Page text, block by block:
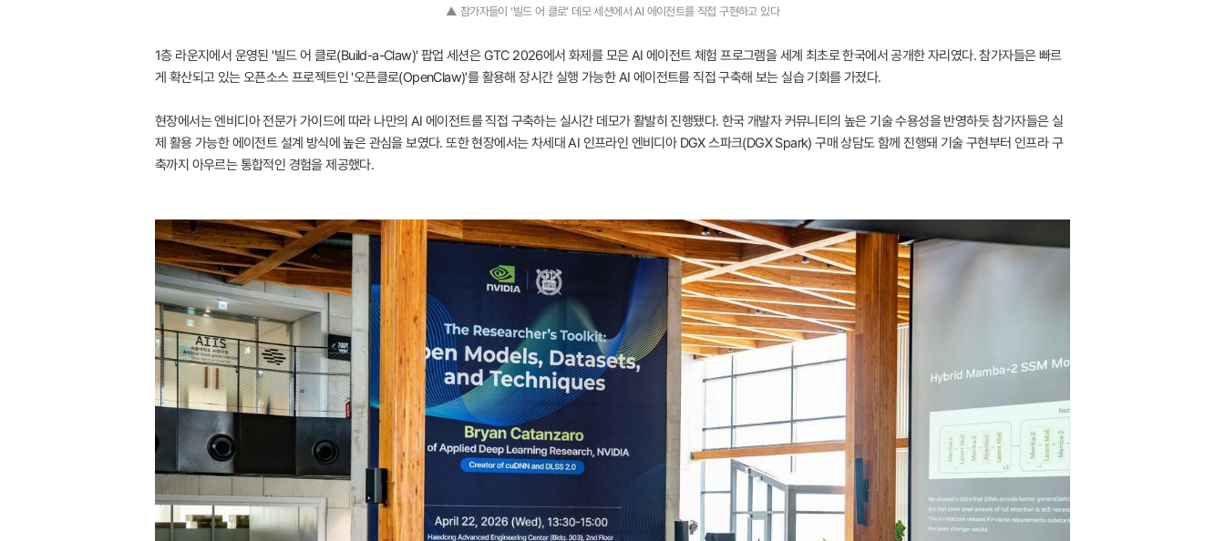
▲ 참가자들이 ‘빌드 어 클로’ 데모 세션에서 AI 에이전트를 직접 구현하고 있다
1층 라운지에서 운영된 '빌드 어 클로(Build-a-Claw)' 팝업 세션은 GTC 2026에서 화제를 모은 AI 에이전트 체험 프로그램을 세계 최초로 한국에서 공개한 자리였다. 참가자들은 빠르
게 확산되고 있는 오픈소스 프로젝트인 '오픈클로(OpenClaw)'를 활용해 장시간 실행 가능한 AI 에이전트를 직접 구축해 보는 실습 기회를 가졌다.
현장에서는 엔비디아 전문가 가이드에 따라 나만의 AI 에이전트를 직접 구축하는 실시간 데모가 활발히 진행됐다. 한국 개발자 커뮤니티의 높은 기술 수용성을 반영하듯 참가자들은 실
제 활용 가능한 에이전트 설계 방식에 높은 관심을 보였다. 또한 현장에서는 차세대 AI 인프라인 엔비디아 DGX 스파크(DGX Spark) 구매 상담도 함께 진행돼 기술 구현부터 인프라 구
축까지 아우르는 통합적인 경험을 제공했다.